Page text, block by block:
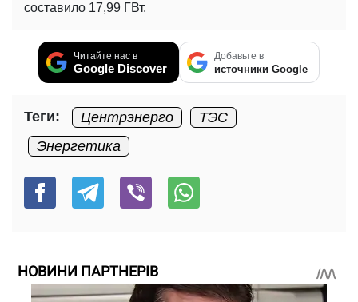
составило 17,99 ГВт.
Читайте нас в
Google Discover
Добавьте в
источники Google
Теги: Центрэнерго
ТЭС
Энергетика
НОВИНИ ПАРТНЕРІВ